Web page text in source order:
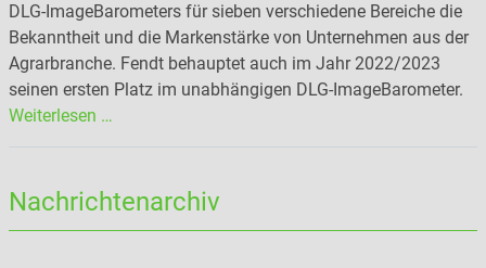
DLG-ImageBarometers für sieben verschiedene Bereiche die
Bekanntheit und die Markenstärke von Unternehmen aus der
Agrarbranche. Fendt behauptet auch im Jahr 2022/2023
seinen ersten Platz im unabhängigen DLG-ImageBarometer.
Weiterlesen …
Nachrichtenarchiv